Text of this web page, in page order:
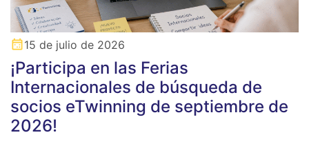
15 de julio de 2026
¡Participa en las Ferias
Internacionales de búsqueda de
socios eTwinning de septiembre de
2026!